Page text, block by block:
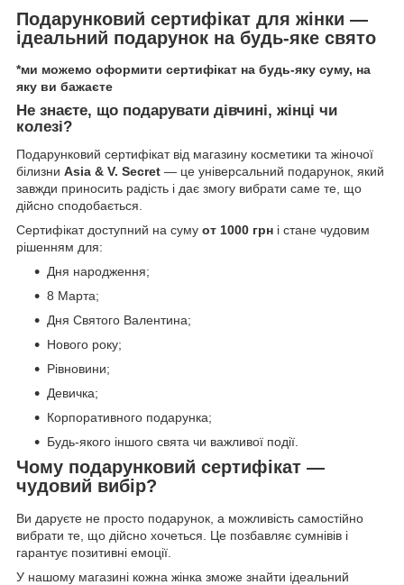
Подарунковий сертифікат для жінки —
ідеальний подарунок на будь-яке свято
*ми можемо оформити сертифікат на будь-яку суму, на
яку ви бажаєте
Не знаєте, що подарувати дівчині, жінці чи
колезі?
Подарунковий сертифікат від магазину косметики та жіночої
білизни Asia & V. Secret — це універсальний подарунок, який
завжди приносить радість і дає змогу вибрати саме те, що
дійсно сподобається.
Сертифікат доступний на суму от 1000 грн і стане чудовим
рішенням для:
Дня народження;
8 Марта;
Дня Святого Валентина;
Нового року;
Рівновини;
Девичка;
Корпоративного подарунка;
Будь-якого іншого свята чи важливої події.
Чому подарунковий сертифікат —
чудовий вибір?
Ви даруєте не просто подарунок, а можливість самостійно
вибрати те, що дійсно хочеться. Це позбавляє сумнівів і
гарантує позитивні емоції.
У нашому магазині кожна жінка зможе знайти ідеальний